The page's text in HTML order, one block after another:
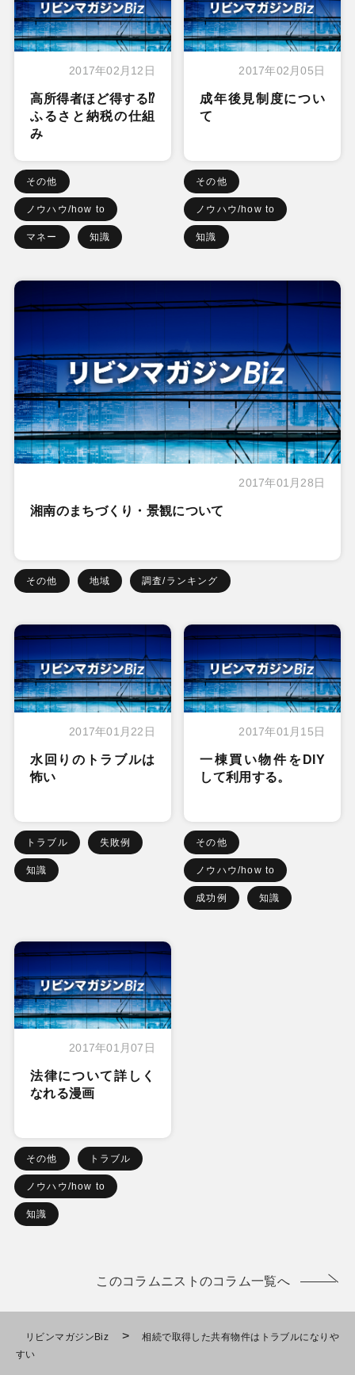
2017年02月12日
高所得者ほど得する⁉
ふるさと納税の仕組
み
その他
ノウハウ/how to
マネー 知識
2017年02月05日
成年後見制度につい
て
その他
ノウハウ/how to
知識
2017年01月28日
湘南のまちづくり・景観について
その他 地域 調査/ランキング
2017年01月22日
水回りのトラブルは
怖い
トラブル 失敗例
知識
2017年01月15日
一棟買い物件をDIY
して利用する。
その他
ノウハウ/how to
成功例 知識
2017年01月07日
法律について詳しく
なれる漫画
その他 トラブル
ノウハウ/how to
知識
このコラムニストのコラム一覧へ
リビンマガジンBiz >
相続で取得した共有物件はトラブルになりや
すい